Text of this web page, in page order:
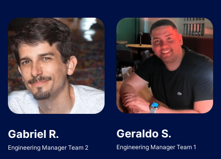
Gabriel R.
Engineering Manager Team 2
Geraldo S.
Engineering Manager Team 1